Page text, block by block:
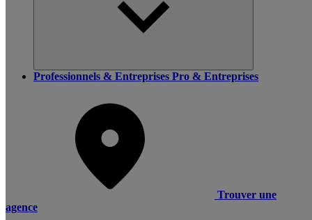
Professionnels & Entreprises Pro & Entreprises
Trouver une
agence